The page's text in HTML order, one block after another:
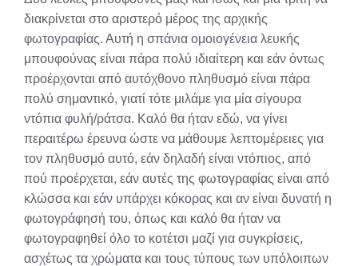
διακρίνεται στο αριστερό μέρος της αρχικής
φωτογραφίας. Αυτή η σπάνια ομοιογένεια λευκής
μπουφούνας είναι πάρα πολύ ιδιαίτερη και εάν όντως
προέρχονται από αυτόχθονο πληθυσμό είναι πάρα
πολύ σημαντικό, γιατί τότε μιλάμε για μία σίγουρα
ντόπια φυλή/ράτσα. Καλό θα ήταν εδώ, να γίνει
περαιτέρω έρευνα ώστε να μάθουμε λεπτομέρειες για
τον πληθυσμό αυτό, εάν δηλαδή είναι ντόπιος, από
πού προέρχεται, εάν αυτές της φωτογραφίας είναι από
κλώσσα και εάν υπάρχει κόκορας και αν είναι δυνατή η
φωτογράφησή του, όπως και καλό θα ήταν να
φωτογραφηθεί όλο το κοτέτσι μαζί για συγκρίσεις,
ασχέτως τα χρώματα και τους τύπους των υπόλοιπων